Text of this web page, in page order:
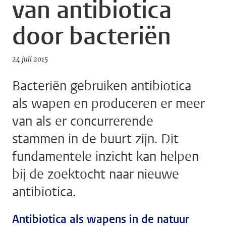
van antibiotica
door bacteriën
24 juli 2015
Bacteriën gebruiken antibiotica
als wapen en produceren er meer
van als er concurrerende
stammen in de buurt zijn. Dit
fundamentele inzicht kan helpen
bij de zoektocht naar nieuwe
antibiotica.
Antibiotica als wapens in de natuur